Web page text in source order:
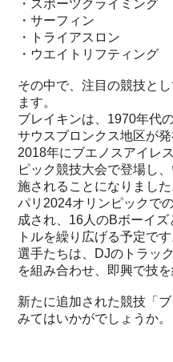
・スポーツクライミング
・サーフィン
・トライアスロン
・ウエイトリフティング
その中で、注目の競技と
ます。
ブレイキンは、1970年代
サウスブロンクス地区が
2018年にブエノスアイレ
ピック競技大会で登場し
施されることになりました
パリ2024オリンピックで
成され、16人のBボーイ
トルを繰り広げる予定です
選手たちは、DJのトラッ
を組み合わせ、即興で技を
新たに追加された競技「
みてはいかがでしょうか。